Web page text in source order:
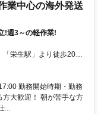
業中心の海外発送
!週3～の軽作業!
栄生駅」より徒歩20分
勤務開始時期・勤務
大歓迎！ 朝が苦手な方
...